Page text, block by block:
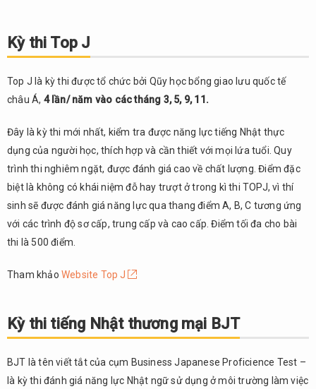
Kỳ thi Top J
Top J là kỳ thi được tổ chức bởi Qũy học bổng giao lưu quốc tế
châu Á, 4 lần/ năm vào các tháng 3, 5, 9, 11.
Đây là kỳ thi mới nhất, kiểm tra được năng lực tiếng Nhật thực
dụng của người học, thích hợp và cần thiết với mọi lứa tuổi. Quy
trình thi nghiêm ngặt, được đánh giá cao về chất lượng. Điểm đặc
biệt là không có khái niệm đỗ hay trượt ở trong kì thi TOPJ, vì thí
sinh sẽ được đánh giá năng lực qua thang điểm A, B, C tương ứng
với các trình độ sơ cấp, trung cấp và cao cấp. Điểm tối đa cho bài
thi là 500 điểm.
Tham khảo Website Top J
Kỳ thi tiếng Nhật thương mại BJT
BJT là tên viết tắt của cụm Business Japanese Proficience Test –
là kỳ thi đánh giá năng lực Nhật ngữ sử dụng ở môi trường làm việc